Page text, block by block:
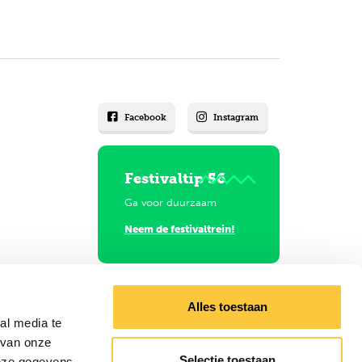
media te
onze
Alles toestaan
Facebook Instagram
Festivaltip 56
Ga voor duurzaam
Neem de festivaltrein!